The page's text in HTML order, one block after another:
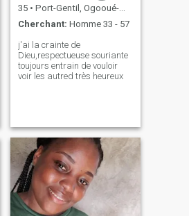
35 • Port-Gentil, Ogooué-Maritime, Gabon
Cherchant: Homme 33 - 57
j'ai la crainte de
Dieu,respectueuse souriante
toujours entrain de vouloir
voir les autred très heureux